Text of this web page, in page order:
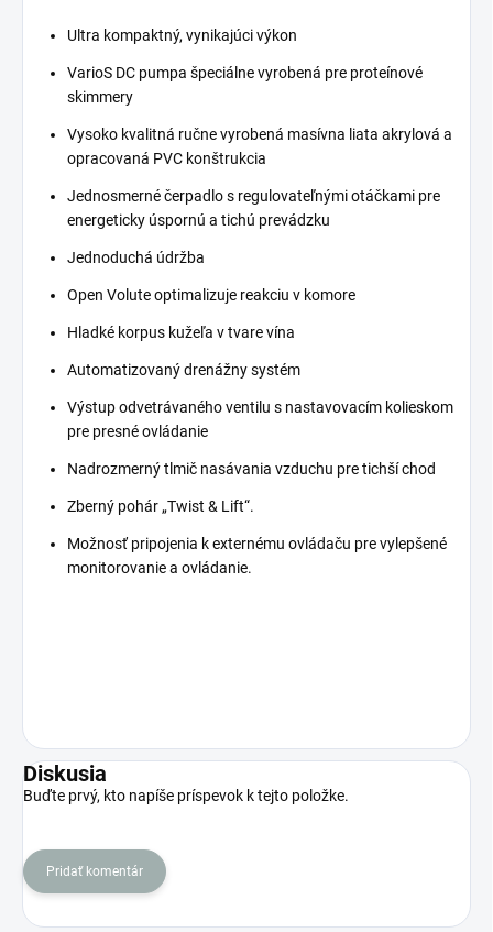
Ultra kompaktný, vynikajúci výkon
VarioS DC pumpa špeciálne vyrobená pre proteínové
skimmery
Vysoko kvalitná ručne vyrobená masívna liata akrylová a
opracovaná PVC konštrukcia
Jednosmerné čerpadlo s regulovateľnými otáčkami pre
energeticky úspornú a tichú prevádzku
Jednoduchá údržba
Open Volute optimalizuje reakciu v komore
Hladké korpus kužeľa v tvare vína
Automatizovaný drenážny systém
Výstup odvetrávaného ventilu s nastavovacím kolieskom
pre presné ovládanie
Nadrozmerný tlmič nasávania vzduchu pre tichší chod
Zberný pohár „Twist & Lift“.
Možnosť pripojenia k externému ovládaču pre vylepšené
monitorovanie a ovládanie.
Diskusia
Buďte prvý, kto napíše príspevok k tejto položke.
Pridať komentár